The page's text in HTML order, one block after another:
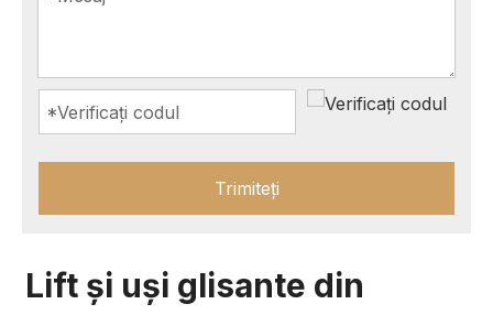
Trimiteți
Lift și uși glisante din